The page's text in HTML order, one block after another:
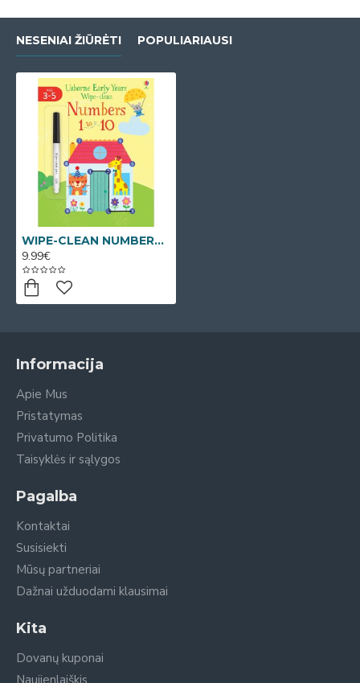
NESENIAI ŽIŪRĖTI POPULIARIAUSI
WIPE-CLEAN NUMBERS 1-10 (Daugkartinė užduočių knygelė)
9.99€
Informacija
Apie Mus
Pristatymas
Privatumo Politika
Taisyklės ir sąlygos
Pagalba
Kontaktai
Susisiekti
Mūsų partneriai
Dažnai užduodami klausimai
Kita
Dovanų kuponai
Naujienlaiškis